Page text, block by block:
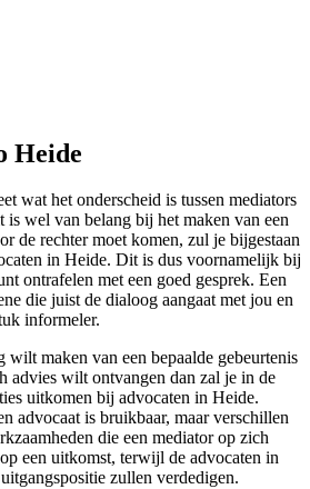
Heide
wat het onderscheid is tussen mediators
is wel van belang bij het maken van een
de rechter moet komen, zul je bijgestaan
in Heide. Dit is dus voornamelijk bij
ontrafelen met een goed gesprek. Een
die juist de dialoog aangaat met jou en
informeler.
wilt maken van een bepaalde gebeurtenis
advies wilt ontvangen dan zal je in de
uitkomen bij advocaten in Heide.
advocaat is bruikbaar, maar verschillen
die een mediator op zich
een uitkomst, terwijl de advocaten in
zullen verdedigen.